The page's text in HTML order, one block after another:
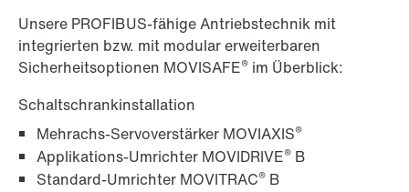
Unsere PROFIBUS-fähige Antriebstechnik mit
integrierten bzw. mit modular erweiterbaren
Sicherheitsoptionen MOVISAFE® im Überblick:
Schaltschrankinstallation
Mehrachs-Servoverstärker MOVIAXIS®
Applikations-Umrichter MOVIDRIVE® B
Standard-Umrichter MOVITRAC® B